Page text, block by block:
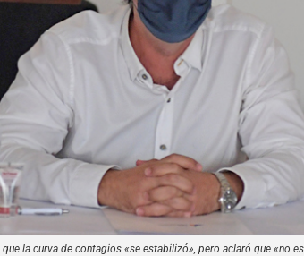
la curva de contagios «se estabilizó», pero aclaró que «no